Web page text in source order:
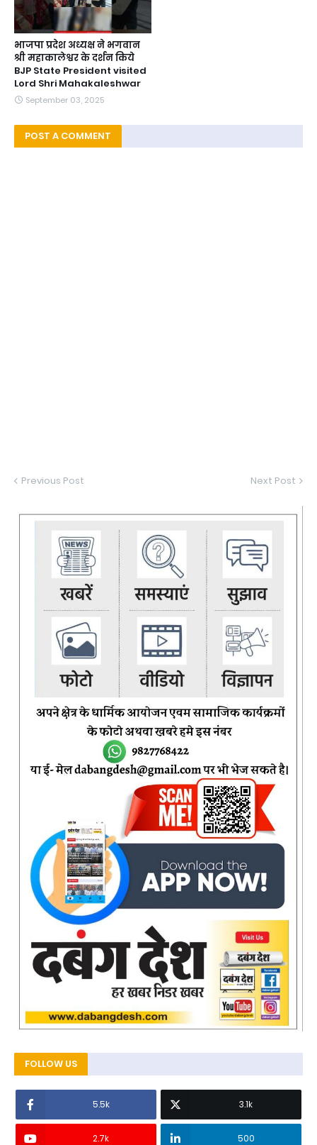
भाजपा प्रदेश अध्यक्ष ने भगवान
श्री महाकालेश्वर के दर्शन किये
BJP State President visited
Lord Shri Mahakaleshwar
September 03, 2025
POST A COMMENT
Previous Post Next Post
FOLLOW US
5.5k 3.1k
2.7k 500